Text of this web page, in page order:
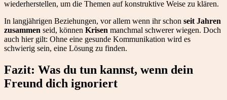
wiederherstellen, um die Themen auf konstruktive Weise zu klären.
In langjährigen Beziehungen, vor allem wenn ihr schon seit Jahren
zusammen seid, können Krisen manchmal schwerer wiegen. Doch
auch hier gilt: Ohne eine gesunde Kommunikation wird es
schwierig sein, eine Lösung zu finden.
Fazit: Was du tun kannst, wenn dein
Freund dich ignoriert